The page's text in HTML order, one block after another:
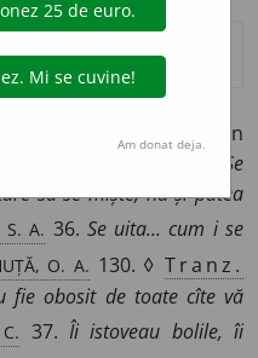
A se slei de puteri (din
epuiza, a se extenua.
Se
să se miște, nu-și putea
S. A. 36. Se uita... cum i se
O. A. 130. ◊ Tranz.
fie obosit de toate cîte vă
37.Îi istoveau bolile, îi
Am donat deja.